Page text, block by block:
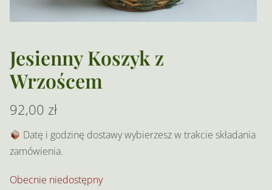
Jesienny Koszyk z
Wrzoścem
92,00 zł
Datę i godzinę dostawy wybierzesz w trakcie składania
zamówienia.
Obecnie niedostępny